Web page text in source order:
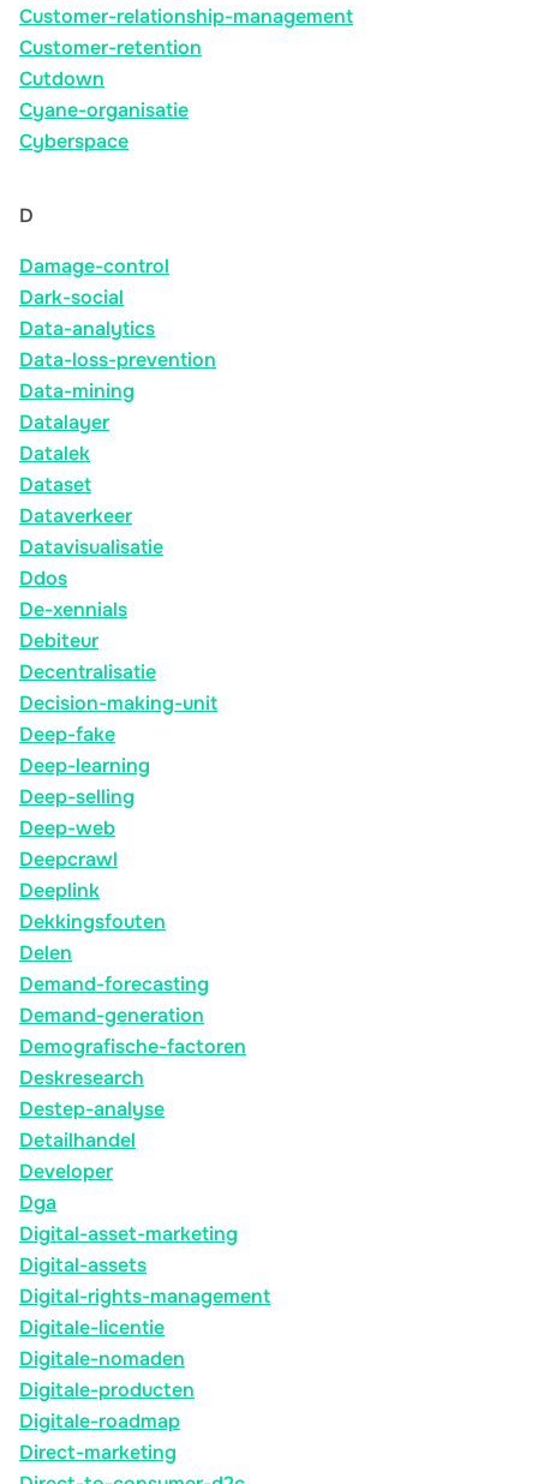
Customer-relationship-management
Customer-retention
Cutdown
Cyane-organisatie
Cyberspace
D
Damage-control
Dark-social
Data-analytics
Data-loss-prevention
Data-mining
Datalayer
Datalek
Dataset
Dataverkeer
Datavisualisatie
Ddos
De-xennials
Debiteur
Decentralisatie
Decision-making-unit
Deep-fake
Deep-learning
Deep-selling
Deep-web
Deepcrawl
Deeplink
Dekkingsfouten
Delen
Demand-forecasting
Demand-generation
Demografische-factoren
Deskresearch
Destep-analyse
Detailhandel
Developer
Dga
Digital-asset-marketing
Digital-assets
Digital-rights-management
Digitale-licentie
Digitale-nomaden
Digitale-producten
Digitale-roadmap
Direct-marketing